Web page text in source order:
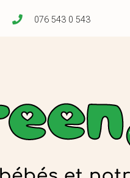
076 543 0 543